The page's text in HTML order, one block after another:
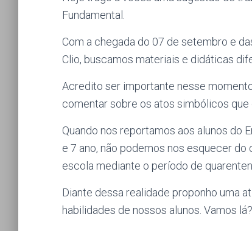
Fundamental.
Com a chegada do 07 de setembro e
Clio, buscamos materiais e didáticas
Acredito ser importante nesse
comentar sobre os atos simbólicos que
Quando nos reportamos aos alunos do
e 7 ano, não podemos nos esquecer
escola mediante o período de
Diante dessa realidade proponho uma
habilidades de nossos alunos. Vamos